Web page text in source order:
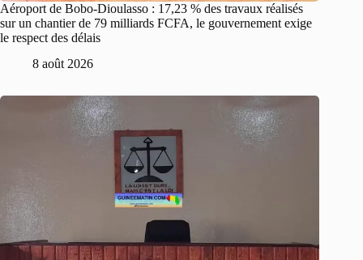
Aéroport de Bobo-Dioulasso : 17,23 % des travaux réalisés
sur un chantier de 79 milliards FCFA, le gouvernement exige
le respect des délais
8 août 2026